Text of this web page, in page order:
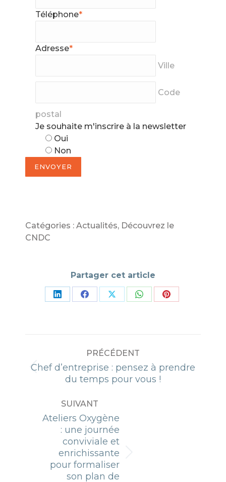
Téléphone*
Adresse*
Ville
Code
postal
Je souhaite m'inscrire à la newsletter
Oui
Non
ENVOYER
Catégories : Actualités, Découvrez le
CNDC
Partager cet article
PartagerPartagerPartagerPartagerPartager
ARTICLE
PRÉCÉDENT
Article
précédent
Chef d’entreprise : pensez à prendre
du temps pour vous !
SUIVANT
Article
suivant
Ateliers Oxygène
: une journée
conviviale et
enrichissante
pour formaliser
son plan de